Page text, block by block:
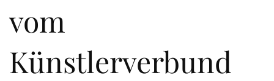
vom
Künstlerverbund